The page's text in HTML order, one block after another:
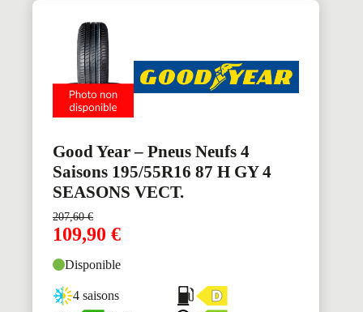
Good Year – Pneus Neufs 4
Saisons 195/55R16 87 H GY 4
SEASONS VECT.
207,60€
109,90 €
Disponible
4 saisons